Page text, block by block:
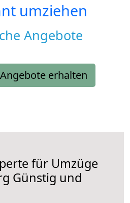
umziehen
Angebote
erhalten
für Umzüge
Günstig und